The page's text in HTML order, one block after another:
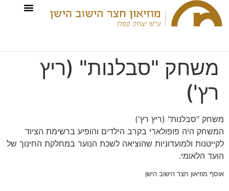
משחק "סבלנות" (ריץ
רץ')
משחק "סבלנות" (ריץ רץ')
המשחק היה פופולארי בקרב הילדים והופיע ברשימת הציוד
לקייטנות ולמועדוניות שהוציאה לשכת הנוער במחלקת החינוך של
הועד הלאומי.
אוסף מוזיאון חצר הישוב הישן